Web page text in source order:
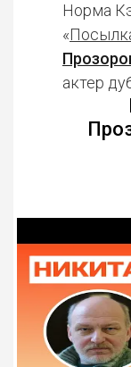
Норма
«
актер